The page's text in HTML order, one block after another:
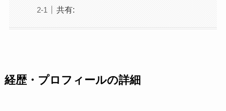
共有:
経歴・プロフィールの詳細